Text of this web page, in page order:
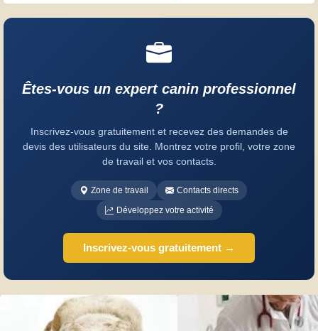
Êtes-vous un expert canin professionnel
?
Inscrivez-vous gratuitement et recevez des demandes de
devis des utilisateurs du site. Montrez votre profil, votre zone
de travail et vos contacts.
Zone de travail
Contacts directs
Développez votre activité
Inscrivez-vous gratuitement →